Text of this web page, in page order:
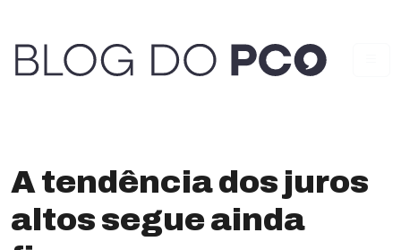
A tendência dos juros
altos segue ainda